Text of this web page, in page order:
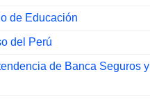
de Educación
del Perú
de Banca Seguros y